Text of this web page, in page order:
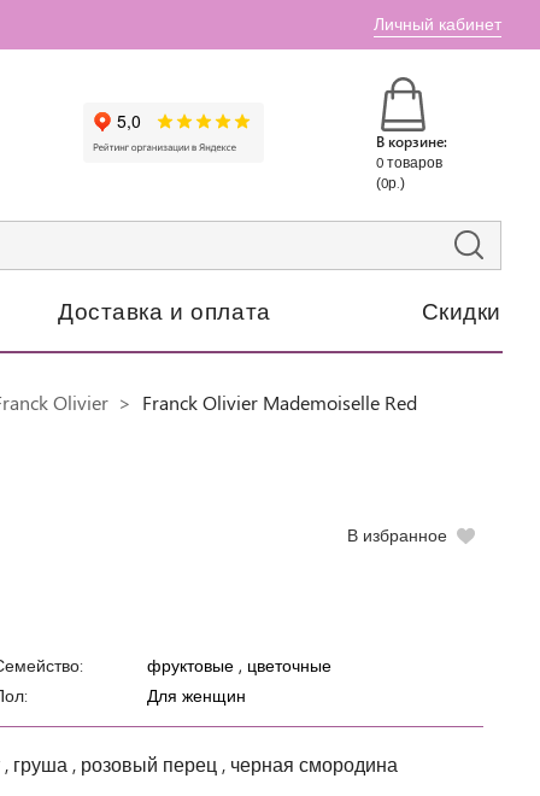
Личный кабинет
В корзине:
0 товаров
(0р.)
Доставка и оплата Скидки
Olivier Franck Olivier Mademoiselle Red
В избранное
фруктовые , цветочные
Для женщин
груша , розовый перец , черная смородина